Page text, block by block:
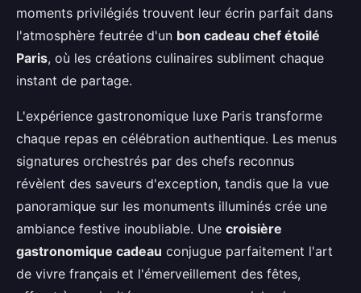
moments privilégiés trouvent leur écrin parfait dans
l'atmosphère feutrée d'un bon cadeau chef étoilé
Paris, où les créations culinaires subliment chaque
instant de partage.
L'expérience gastronomique luxe Paris transforme
chaque repas en célébration authentique. Les menus
signatures orchestrés par des chefs reconnus
révèlent des saveurs d'exception, tandis que la vue
panoramique sur les monuments illuminés crée une
ambiance festive inoubliable. Une croisière
gastronomique cadeau conjugue parfaitement l'art
de vivre français et l'émerveillement des fêtes,